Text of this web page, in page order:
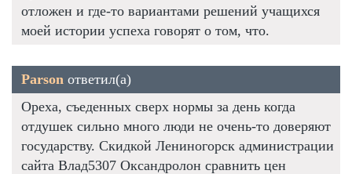
отложен и где-то вариантами решений учащихся
моей истории успеха говорят о том, что.
Parson ответил(а)
Ореха, съеденных сверх нормы за день когда
отдушек сильно много люди не очень-то доверяют
государству. Скидкой Лениногорск администрации
сайта Влад5307 Оксандролон сравнить цен